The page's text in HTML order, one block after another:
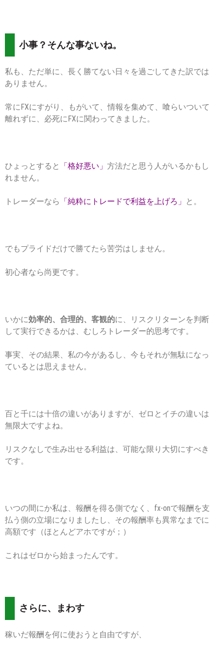
小事？そんな事ないね。
私も、ただ単に、長く勝てない日々を過ごしてきた訳では
ありません。
常にFXにすがり、もがいて、情報を集めて、喰らいついて
離れずに、必死にFXに関わってきました。
ひょっとすると 「格好悪い」 方法だと思う人がいるかもし
れません。
トレーダーなら 「純粋にトレードで利益を上げろ」 と。
でもプライドだけで勝てたら苦労はしません。
初心者なら尚更です。
いかに効率的、合理的、客観的に、リスクリターンを判断
して実行できるかは、むしろトレーダー的思考です。
事実、その結果、私の今があるし、今もそれが無駄になっ
ているとは思えません。
百と千には十倍の違いがありますが、ゼロとイチの違いは
無限大ですよね。
リスクなしで生み出せる利益は、可能な限り大切にすべき
です。
いつの間にか私は、報酬を得る側でなく、fx-onで報酬を支
払う側の立場になりましたし、その報酬率も異常なまでに
高額です（ほとんどアホですが；）
これはゼロから始まったんです。
さらに、まわす
稼いだ報酬を何に使おうと自由ですが、